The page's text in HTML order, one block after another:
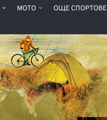
МОТО ОЩЕ СПОРТОВЕ